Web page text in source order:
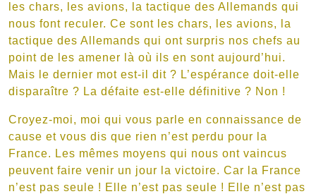
les chars, les avions, la tactique des Allemands qui
nous font reculer. Ce sont les chars, les avions, la
tactique des Allemands qui ont surpris nos chefs au
point de les amener là où ils en sont aujourd’hui.
Mais le dernier mot est-il dit ? L’espérance doit-elle
disparaître ? La défaite est-elle définitive ? Non !
Croyez-moi, moi qui vous parle en connaissance de
cause et vous dis que rien n’est perdu pour la
France. Les mêmes moyens qui nous ont vaincus
peuvent faire venir un jour la victoire. Car la France
n’est pas seule ! Elle n’est pas seule ! Elle n’est pas